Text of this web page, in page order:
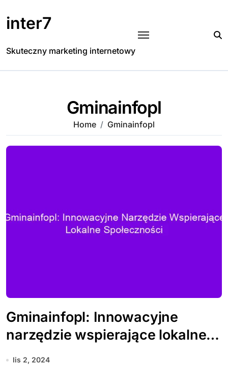
to
content
inter7
Skuteczny marketing internetowy
Gminainfopl
Home Gminainfopl
Gminainfopl: Innowacyjne
narzędzie wspierające lokalne
społeczności
lis 2, 2024